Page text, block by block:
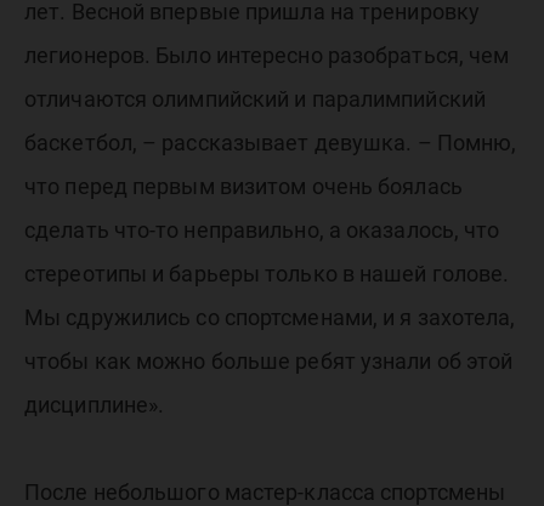
лет. Весной впервые пришла на тренировку
легионеров. Было интересно разобраться, чем
отличаются олимпийский и паралимпийский
баскетбол, – рассказывает девушка. – Помню,
что перед первым визитом очень боялась
сделать что-то неправильно, а оказалось, что
стереотипы и барьеры только в нашей голове.
Мы сдружились со спортсменами, и я захотела,
чтобы как можно больше ребят узнали об этой
дисциплине».
После небольшого мастер-класса спортсмены